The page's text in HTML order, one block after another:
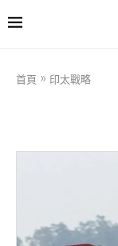
首頁 » 印太戰略